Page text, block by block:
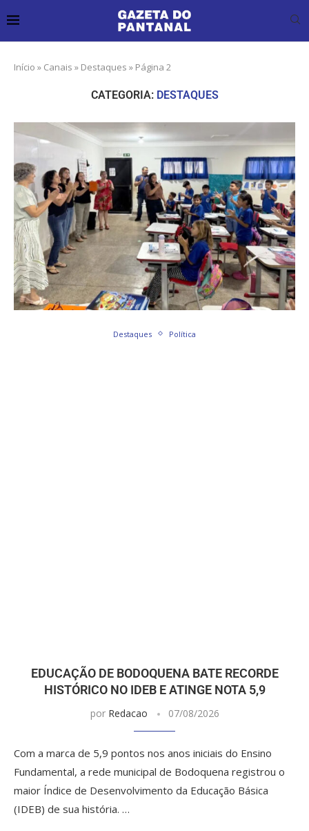
Início » Canais » Destaques » Página 2
CATEGORIA: DESTAQUES
Destaques Política
EDUCAÇÃO DE BODOQUENA BATE RECORDE
HISTÓRICO NO IDEB E ATINGE NOTA 5,9
por Redacao 07/08/2026
Com a marca de 5,9 pontos nos anos iniciais do Ensino
Fundamental, a rede municipal de Bodoquena registrou o
maior Índice de Desenvolvimento da Educação Básica
(IDEB) de sua história. …